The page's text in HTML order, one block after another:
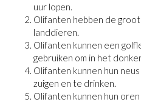
uur lopen.
Olifanten hebben de
landdieren.
Olifanten kunnen een
gebruiken om in het
Olifanten kunnen hun
zuigen en te drinken.
Olifanten kunnen hun